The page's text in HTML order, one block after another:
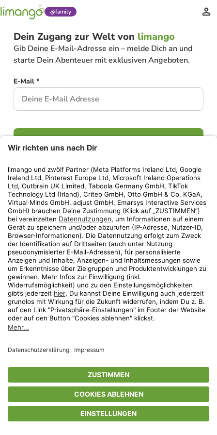
family
Dein Zugang zur Welt von limango
Gib Deine E-Mail-Adresse ein – melde Dich an und
starte Dein Abenteuer mit exklusiven Angeboten.
E-Mail *
Weiter
Privatsphäre-EinstellungenAGBDatenschutzCompliance
GeschenkgutscheinbedingungenImpressumHelp Center